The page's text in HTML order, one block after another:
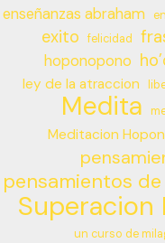
enseñanzas abraham
exito felicidad
hoponopono
ley de la atraccion
Medita
Meditacion
pensamientos
Superacion
un curso de